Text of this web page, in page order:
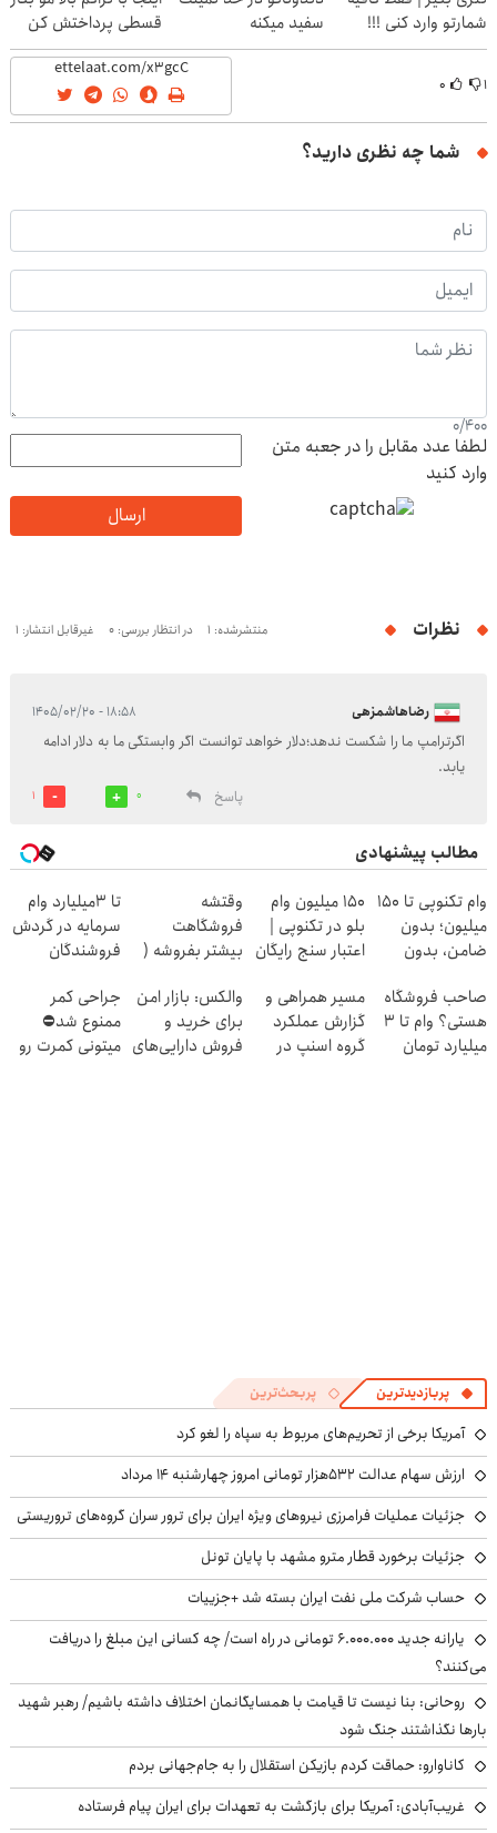
شمارتو وارد کنی !!!
سفید میکنه
(40%تخفیف)
قسطی پرداختش کن
۱ ۰
شما چه نظری دارید؟
0/400
لطفا عدد مقابل را در جعبه متن
وارد کنید
ارسال
نظرات منتشرشده: 1 در انتظار بررسی: 0 غیرقابل انتشار: 1
رضاهاشمزهی ۱۸:۵۸ - ۱۴۰۵/۰۲/۲۰
اگرترامپ ما را شکست ندهد؛دلار خواهد توانست اگر وابستگی ما به دلار ادامه
یابد.
پاسخ
0
1
مطالب پیشنهادی
وام تکنوپی تا ۱۵۰
میلیون؛ بدون
ضامن، بدون
150 میلیون وام
بلو در تکنوپی |
اعتبار سنج رایگان
وقتشه
فروشگاهت
بیشتر بفروشه (
نام کن )
تا 3میلیارد وام
سرمایه در گردش
فروشندگان
صاحب فروشگاه
هستی؟ وام تا ۳
میلیارد تومان
مسیر همراهی و
گزارش عملکرد
گروه اسنپ در
والکس: بازار امن
برای خرید و
فروش دارایی‌های
جراحی کمر
ممنوع شد⛔
میتونی کمرت رو
پربازدیدترین پربحث‌ترین
آمریکا برخی از تحریم‌های مربوط به سپاه را لغو کرد
ارزش سهام عدالت ۵۳۲هزار تومانی امروز چهارشنبه ۱۴ مرداد
جزئیات عملیات فرامرزی نیروهای ویژه ایران برای ترور سران گروه‌های تروریستی
جزئیات برخورد قطار مترو مشهد با پایان تونل
حساب‌ شرکت ملی نفت ایران بسته شد +جزییات
یارانه جدید ۶.۰۰۰.۰۰۰ تومانی در راه است/ چه کسانی این مبلغ را دریافت
می‌کنند؟
روحانی: بنا نیست تا قیامت با همسایگانمان اختلاف داشته باشیم/ رهبر شهید
بارها نگذاشتند جنگ شود
کاناوارو: حماقت کردم بازیکن استقلال را به جام‌جهانی بردم
غریب‌آبادی: آمریکا برای بازگشت به تعهدات برای ایران پیام فرستاده